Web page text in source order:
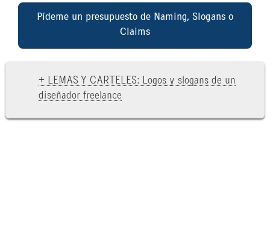
Pídeme un presupuesto de Naming, Slogans o
Claims
+ LEMAS Y CARTELES: Logos y slogans de un
diseñador freelance